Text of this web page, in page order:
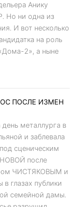
Анику
Но ни одна из
И вот несколько
на роль
2», а ныне
ПОСЛЕ ИЗМЕН
металлурга в
и заблевала
сценическим
после
ЧИСТЯКОВЫМ и
глазах публики
семейной дамы.